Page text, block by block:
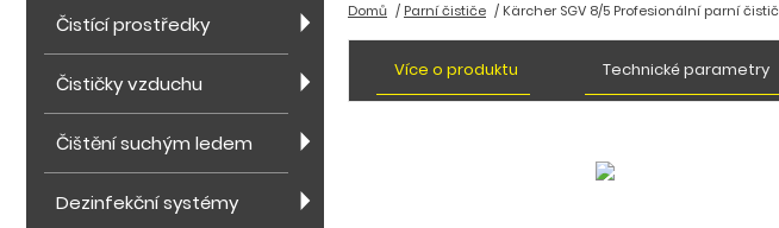
Čistící prostředky
Čističky vzduchu
Čištění suchým ledem
Dezinfekční systémy
Domů Parní čističe Kärcher SGV 8/5 Profesionální parní čistič
Více o produktu Technické parametry